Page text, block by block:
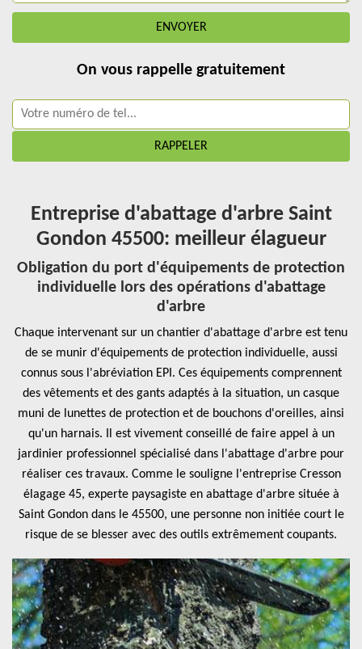
On vous rappelle gratuitement
Entreprise d'abattage d'arbre Saint
Gondon 45500: meilleur élagueur
Obligation du port d'équipements de protection
individuelle lors des opérations d'abattage
d'arbre
Chaque intervenant sur un chantier d'abattage d'arbre est tenu
de se munir d'équipements de protection individuelle, aussi
connus sous l'abréviation EPI. Ces équipements comprennent
des vêtements et des gants adaptés à la situation, un casque
muni de lunettes de protection et de bouchons d'oreilles, ainsi
qu'un harnais. Il est vivement conseillé de faire appel à un
jardinier professionnel spécialisé dans l'abattage d'arbre pour
réaliser ces travaux. Comme le souligne l'entreprise Cresson
élagage 45, experte paysagiste en abattage d'arbre située à
Saint Gondon dans le 45500, une personne non initiée court le
risque de se blesser avec des outils extrêmement coupants.